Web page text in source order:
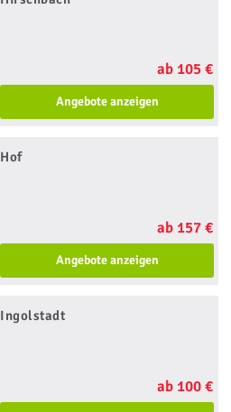
ab 105 €
Angebote anzeigen
Hof
ab 157 €
Angebote anzeigen
Ingolstadt
ab 100 €